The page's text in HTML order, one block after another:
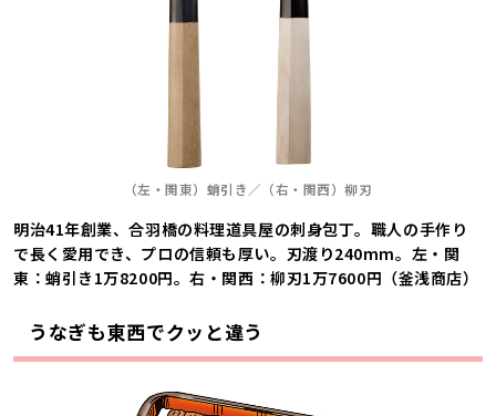
（左・関東）蛸引き／（右・関西）柳刃
明治41年創業、合羽橋の料理道具屋の刺身包丁。職人の手作り
で長く愛用でき、プロの信頼も厚い。刃渡り240mm。左・関
東：蛸引き1万8200円。右・関西：柳刃1万7600円（釜浅商店）
うなぎも東西でクッと違う